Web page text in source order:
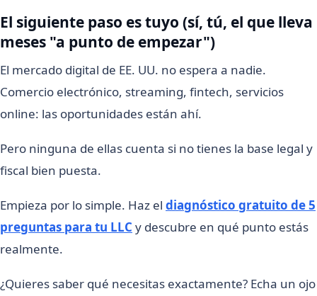
El siguiente paso es tuyo (sí, tú, el que lleva
meses "a punto de empezar")
El mercado digital de EE. UU. no espera a nadie.
Comercio electrónico, streaming, fintech, servicios
online: las oportunidades están ahí.
Pero ninguna de ellas cuenta si no tienes la base legal y
fiscal bien puesta.
Empieza por lo simple. Haz el diagnóstico gratuito de 5
preguntas para tu LLC y descubre en qué punto estás
realmente.
¿Quieres saber qué necesitas exactamente? Echa un ojo